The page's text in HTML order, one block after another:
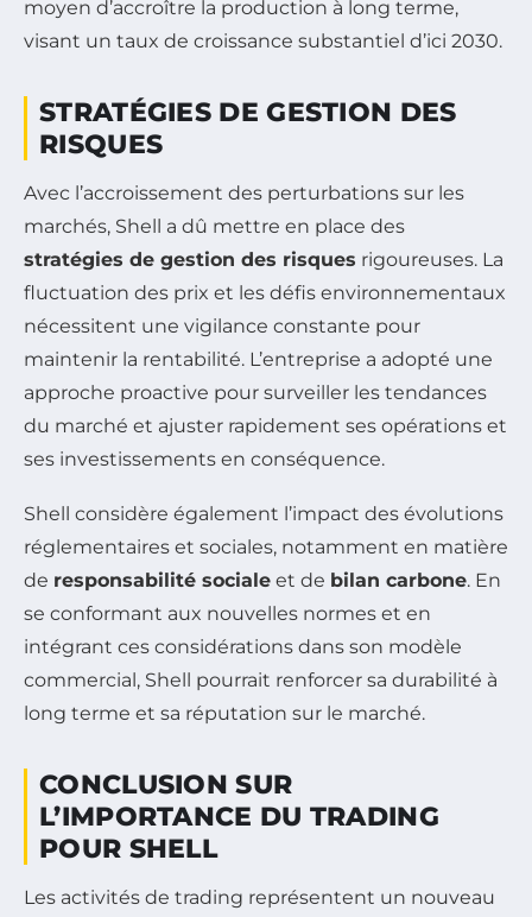
moyen d’accroître la production à long terme,
visant un taux de croissance substantiel d’ici 2030.
STRATÉGIES DE GESTION DES
RISQUES
Avec l’accroissement des perturbations sur les
marchés, Shell a dû mettre en place des
stratégies de gestion des risques rigoureuses. La
fluctuation des prix et les défis environnementaux
nécessitent une vigilance constante pour
maintenir la rentabilité. L’entreprise a adopté une
approche proactive pour surveiller les tendances
du marché et ajuster rapidement ses opérations et
ses investissements en conséquence.
Shell considère également l’impact des évolutions
réglementaires et sociales, notamment en matière
de responsabilité sociale et de bilan carbone. En
se conformant aux nouvelles normes et en
intégrant ces considérations dans son modèle
commercial, Shell pourrait renforcer sa durabilité à
long terme et sa réputation sur le marché.
CONCLUSION SUR
L’IMPORTANCE DU TRADING
POUR SHELL
Les activités de trading représentent un nouveau